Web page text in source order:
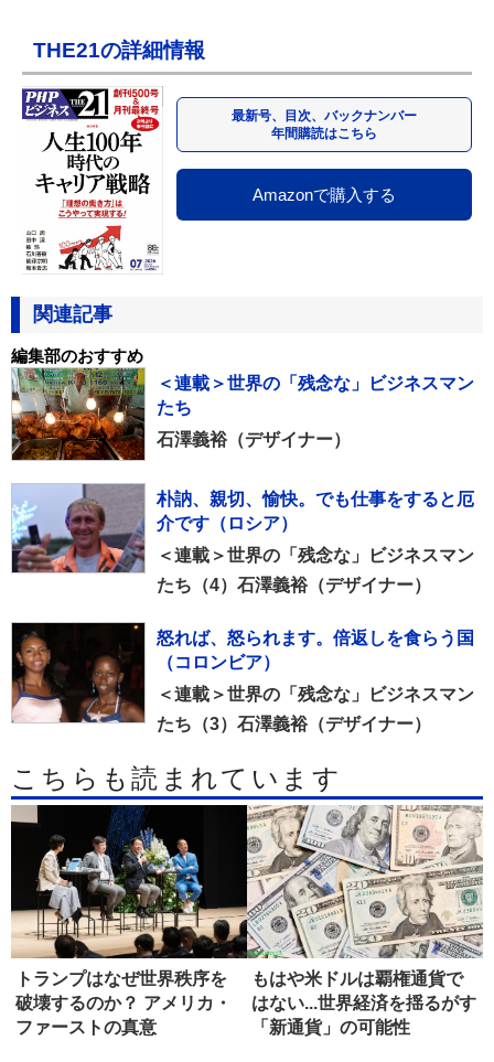
THE21の詳細情報
最新号、目次、バックナンバー
年間購読はこちら
Amazonで購入する
関連記事
編集部のおすすめ
＜連載＞世界の「残念な」ビジネスマン
たち
石澤義裕（デザイナー）
朴訥、親切、愉快。でも仕事をすると厄
介です（ロシア）
＜連載＞世界の「残念な」ビジネスマン
たち（4）石澤義裕（デザイナー）
怒れば、怒られます。倍返しを食らう国
（コロンビア）
＜連載＞世界の「残念な」ビジネスマン
たち（3）石澤義裕（デザイナー）
こちらも読まれています
トランプはなぜ世界秩序を
破壊するのか？ アメリカ・
ファーストの真意
もはや米ドルは覇権通貨で
はない...世界経済を揺るがす
「新通貨」の可能性